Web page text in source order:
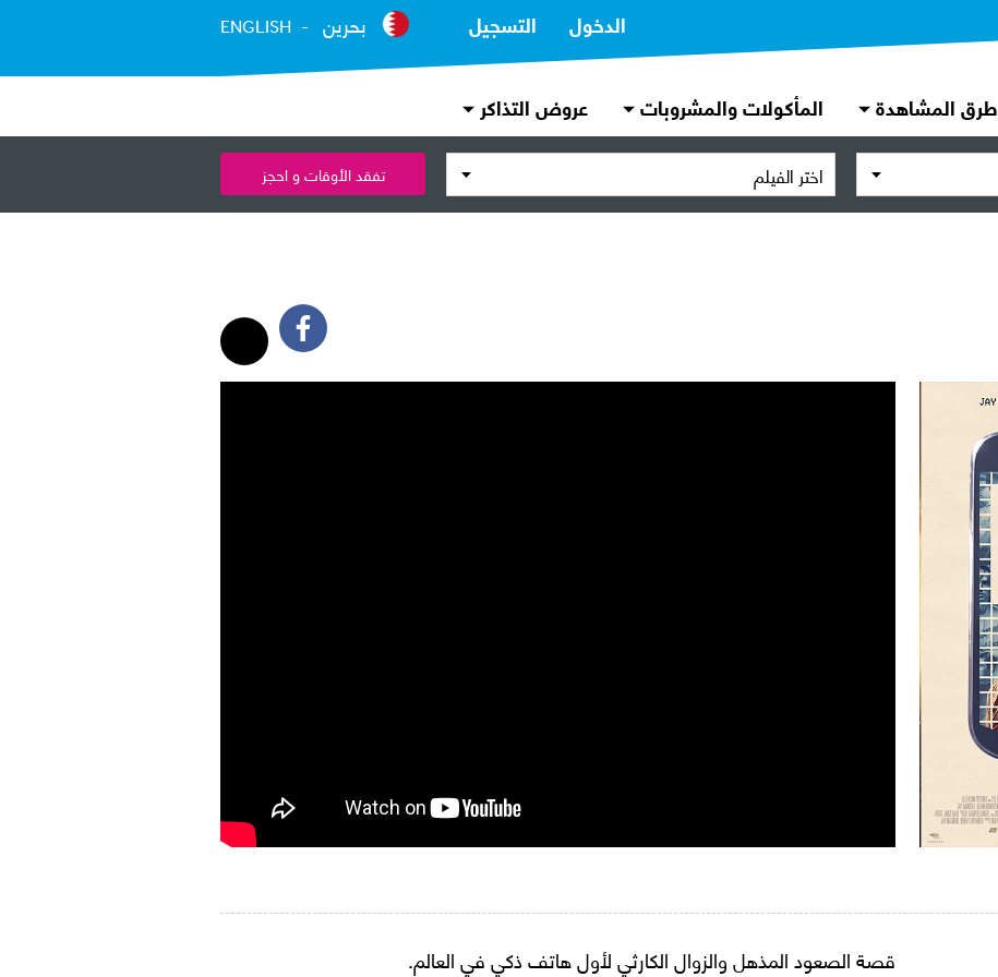
الدخول التسجيل بحرين ENGLISH
طرق المشاهدة المأكولات والمشروبات عروض التذاكر
اختر الفيلم تفقد الأوقات و احجز
قصة الصعود المذهل والزوال الكارثي لأول هاتف ذكي في العالم.